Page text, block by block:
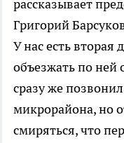
рассказывает
Григорий
У нас есть вторая
объезжать по ней
сразу же
микрорайона, но
смиряться, что